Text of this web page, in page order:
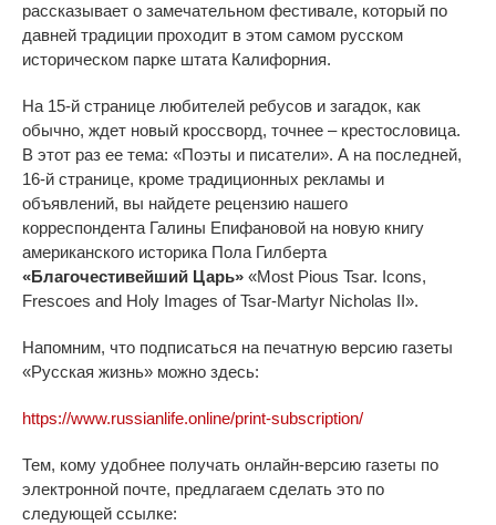
рассказывает о замечательном фестивале, который по
давней традиции проходит в этом самом русском
историческом парке штата Калифорния.
На 15-й странице любителей ребусов и загадок, как
обычно, ждет новый кроссворд, точнее – крестословица.
В этот раз ее тема: «Поэты и писатели». А на последней,
16-й странице, кроме традиционных рекламы и
объявлений, вы найдете рецензию нашего
корреспондента Галины Епифановой на новую книгу
американского историка Пола Гилберта
«Благочестивейший Царь» «Most Pious Tsar. Icons,
Frescoes and Holy Images of Tsar-Martyr Nicholas II».
Напомним, что подписаться на печатную версию газеты
«Русская жизнь» можно здесь:
https://www.russianlife.online/print-subscription/
Тем, кому удобнее получать онлайн-версию газеты по
электронной почте, предлагаем сделать это по
следующей ссылке: